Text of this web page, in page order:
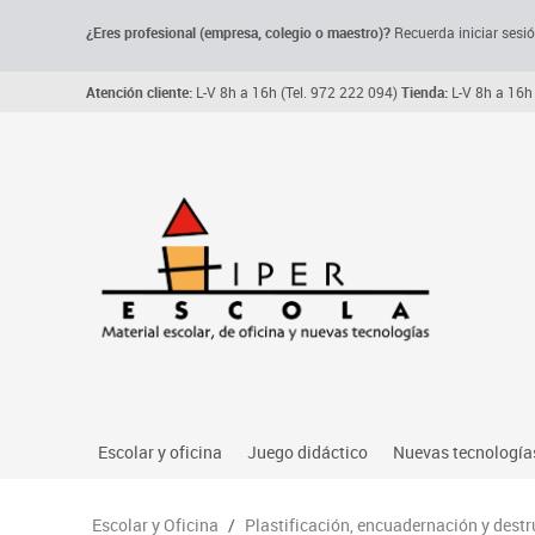
¿Eres profesional (empresa, colegio o maestro)? Recuerda iniciar
Atención cliente: L-V 8h a 16h (Tel. 972 222 094)Tienda: L-V 8h a
Escolar y oficina
Archivo, carpetas y clasificadores
Juego didáctico
Primeras edades
Nuevas
Audio
Escolar y Oficina / Plastificación, encuadernación y